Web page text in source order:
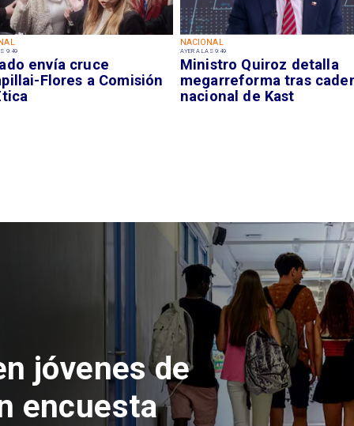
9:49
envía cruce
Flores a Comisión
NACIONAL
AYER A LAS 9:49
Ministro Quiroz detalla
megarreforma tras
nacional de Kast
del Parque
inversión